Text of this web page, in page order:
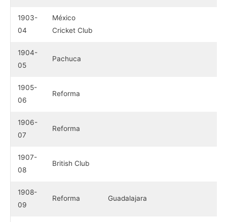
1903-
04
México
Cricket Club
1904-
05
Pachuca
1905-
06
Reforma
1906-
07
Reforma
1907-
08
British Club
1908-
09
Reforma Guadalajara